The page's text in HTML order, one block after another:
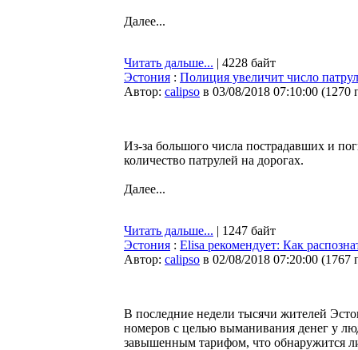
Далее...
Читать дальше... | 4228 байт
Эстония : Полиция увеличит число
Автор: calipso в 03/08/2018 07:10:00 (1270
Из-за большого числа пострадавших и
количество патрулей на дорогах.
Далее...
Читать дальше... | 1247 байт
Эстония : Elisa рекомендует: Как
Автор: calipso в 02/08/2018 07:20:00 (1767
В последние недели тысячи жителей
номеров с целью выманивания денег у
завышенным тарифом, что обнаружится